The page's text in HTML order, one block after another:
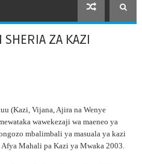
SHERIA ZA KAZI
(Kazi, Vijana, Ajira na Wenye
wawekezaji wa maeneo ya
mbalimbali ya masuala ya kazi
Mahali pa Kazi ya Mwaka 2003.